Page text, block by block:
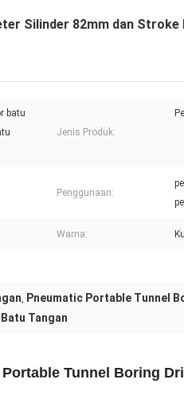
Silinder 82mm dan
batu
Jenis Produk:
Penggunaan:
Warna:
, Pneumatic Portable Tunnel
Tangan
Tunnel Boring